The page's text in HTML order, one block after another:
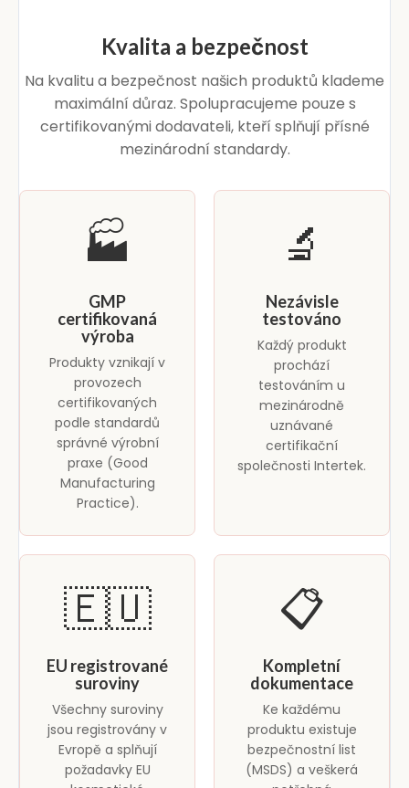
Kvalita a bezpečnost
Na kvalitu a bezpečnost našich produktů klademe
maximální důraz. Spolupracujeme pouze s
certifikovanými dodavateli, kteří splňují přísné
mezinárodní standardy.
🏭
GMP
certifikovaná
výroba
Produkty vznikají v
provozech
certifikovaných
podle standardů
správné výrobní
praxe (Good
Manufacturing
Practice).
🔬
Nezávisle
testováno
Každý produkt
prochází
testováním u
mezinárodně
uznávané
certifikační
společnosti Intertek.
🇪🇺
EU registrované
suroviny
Všechny suroviny
jsou registrovány v
Evropě a splňují
požadavky EU
📋
Kompletní
dokumentace
Ke každému
produktu existuje
bezpečnostní list
(MSDS) a veškerá